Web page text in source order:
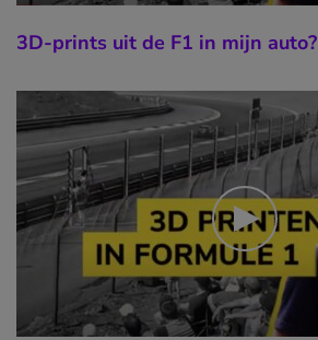
3D-prints uit de F1 in mijn auto?